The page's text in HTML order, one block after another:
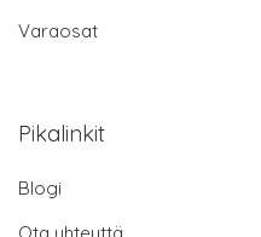
Varaosat
Pikalinkit
Blogi